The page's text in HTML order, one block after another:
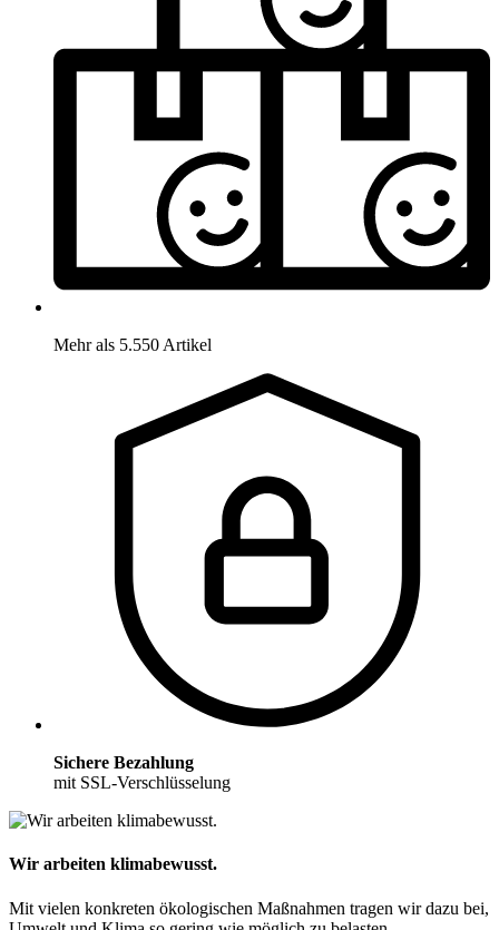
Mehr als 5.550 Artikel
Sichere Bezahlung
mit SSL-Verschlüsselung
Wir arbeiten klimabewusst.
Mit vielen konkreten ökologischen Maßnahmen tragen wir dazu bei,